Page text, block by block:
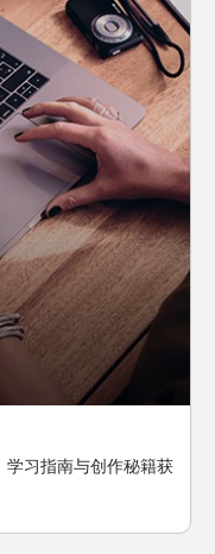
习指南与创作秘籍获